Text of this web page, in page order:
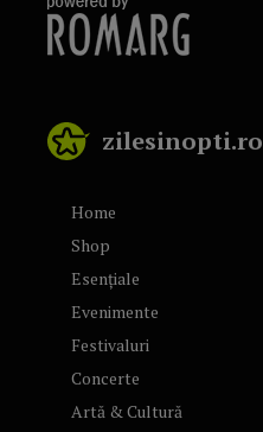
zilesinopti.ro
Home
Shop
Esențiale
Evenimente
Festivaluri
Concerte
Artă & Cultură